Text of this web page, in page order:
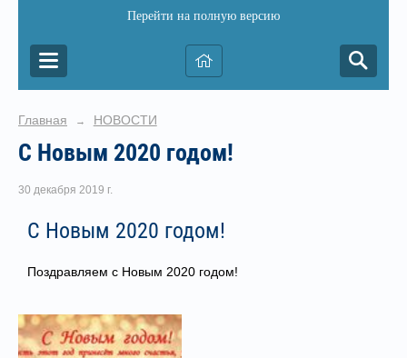
Перейти на полную версию
Главная → НОВОСТИ
С Новым 2020 годом!
30 декабря 2019 г.
С Новым 2020 годом!
Поздравляем с Новым 2020 годом!